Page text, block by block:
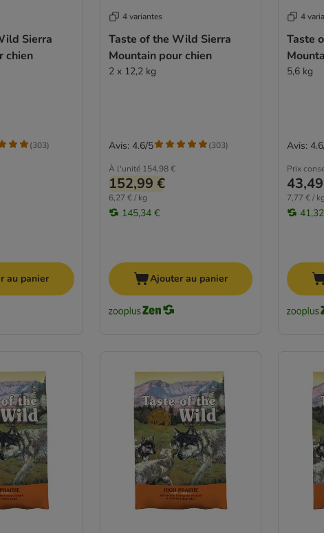
Sierra
chien
(303)
au panier
4 variantes
Taste of the Wild Sierra
Mountain pour chien
2 x 12,2 kg
À l'unité 154,98 €
152,99 €
6,27 € / kg
145,34 €
Avis: 4.6/5 (303)
Ajouter au panier
4
Taste
5,6 kg
Prix
7,77 € / kg
Avis: